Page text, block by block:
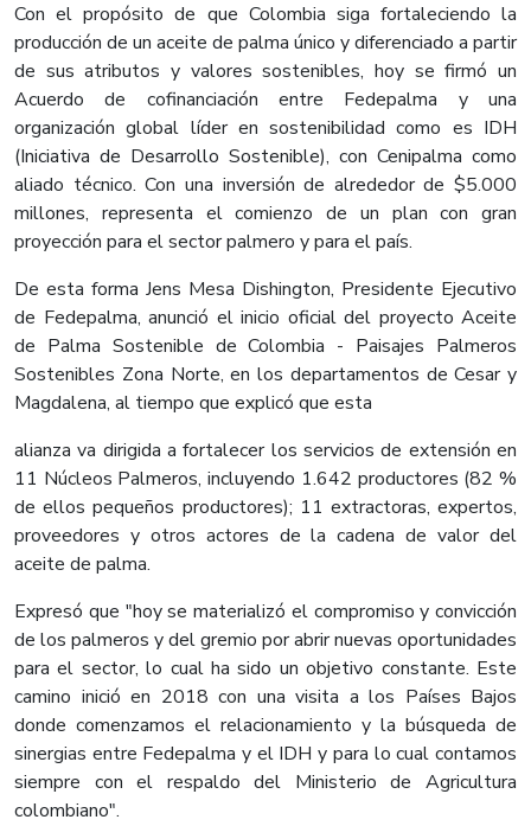
Con el propósito de que Colombia siga fortaleciendo la
producción de un aceite de palma único y diferenciado a partir
de sus atributos y valores sostenibles, hoy se firmó un
Acuerdo de cofinanciación entre Fedepalma y una
organización global líder en sostenibilidad como es IDH
(Iniciativa de Desarrollo Sostenible), con Cenipalma como
aliado técnico. Con una inversión de alrededor de $5.000
millones, representa el comienzo de un plan con gran
proyección para el sector palmero y para el país.
De esta forma Jens Mesa Dishington, Presidente Ejecutivo
de Fedepalma, anunció el inicio oficial del proyecto Aceite
de Palma Sostenible de Colombia - Paisajes Palmeros
Sostenibles Zona Norte, en los departamentos de Cesar y
Magdalena, al tiempo que explicó que esta
alianza va dirigida a fortalecer los servicios de extensión en
11 Núcleos Palmeros, incluyendo 1.642 productores (82 %
de ellos pequeños productores); 11 extractoras, expertos,
proveedores y otros actores de la cadena de valor del
aceite de palma.
Expresó que "hoy se materializó el compromiso y convicción
de los palmeros y del gremio por abrir nuevas oportunidades
para el sector, lo cual ha sido un objetivo constante. Este
camino inició en 2018 con una visita a los Países Bajos
donde comenzamos el relacionamiento y la búsqueda de
sinergias entre Fedepalma y el IDH y para lo cual contamos
siempre con el respaldo del Ministerio de Agricultura
colombiano".